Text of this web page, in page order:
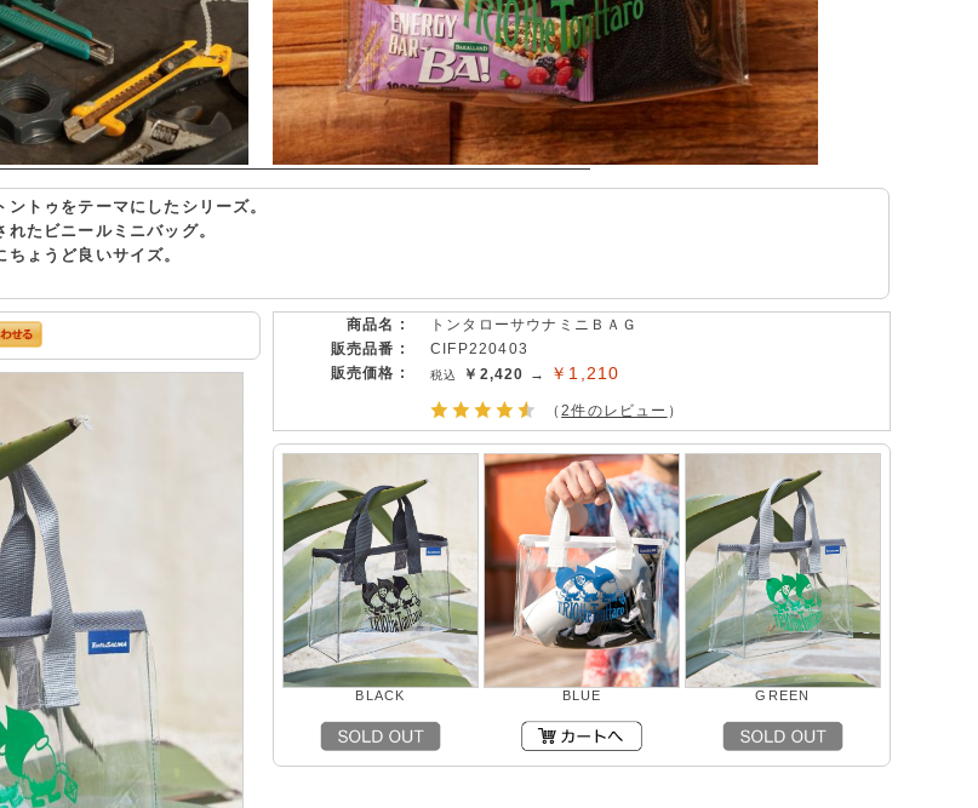
トゥをテーマにしたシリーズ。
たビニールミニバッグ。
ょうど良いサイズ。
商品名 :
トンタローサウナミニＢＡＧ
販売品番 :
CIFP220403
販売価格 :
￥2,420 → ￥1,210
（2件のレビュー ）
BLACK BLUE GREEN